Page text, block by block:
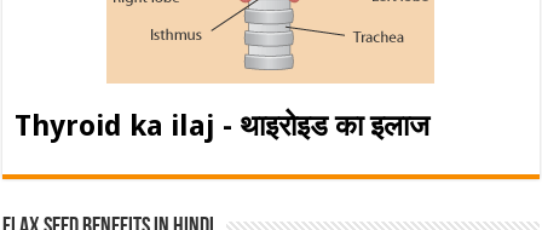
Thyroid ka ilaj - थाइरोइड का इलाज